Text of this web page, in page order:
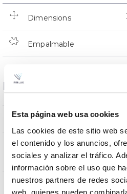
Esta página web usa cookies
Las cookies de este sitio web
el contenido y los anuncios,
sociales y analizar el tráfico.
información sobre el uso que
nuestros partners de redes
web, quienes pueden
Dimensions
Empalmable
Données optiques
Température de coleur
CRI Indice de rendu des
couleurs